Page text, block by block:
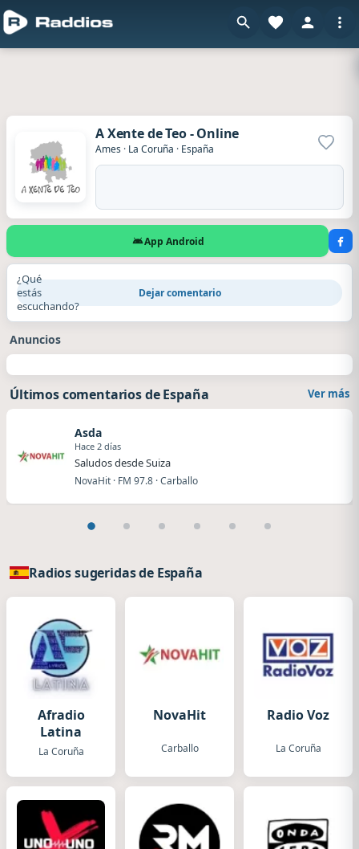
A Xente de Teo - Online
Ames · La Coruña · España
App Android
¿Qué
estás
escuchando?
Dejar comentario
Anuncios
Últimos comentarios de España Ver más
Asda
Hace 2 días
Saludos desde Suiza
NovaHit · FM 97.8 · Carballo
Radios sugeridas de España
Afradio
Latina
La Coruña
NovaHit
Carballo
Radio Voz
La Coruña